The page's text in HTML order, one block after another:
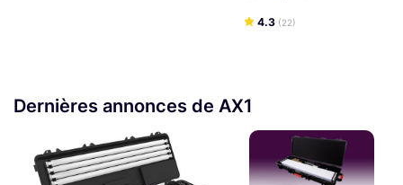
4.3 (22)
Dernières annonces de AX1